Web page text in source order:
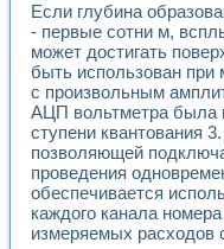
Разработка
Учебный
Виртуальный
Разработка
Если глубина
- первые сотни м,
может достигать
быть использован при
с произвольным
АЦП вольтметра была
ступени квантования
позволяющей
проведения
обеспечивается
каждого канала
измеряемых расходов